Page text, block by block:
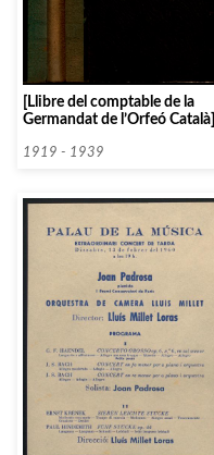
[Llibre del comptable de la
Germandat de l’Orfeó Català]
1919 - 1939